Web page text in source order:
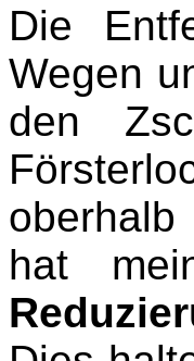
Die
Wegen
den
hat